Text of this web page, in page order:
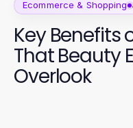
Ecommerce & Shopping
Key Benefits
That Beauty
Overlook